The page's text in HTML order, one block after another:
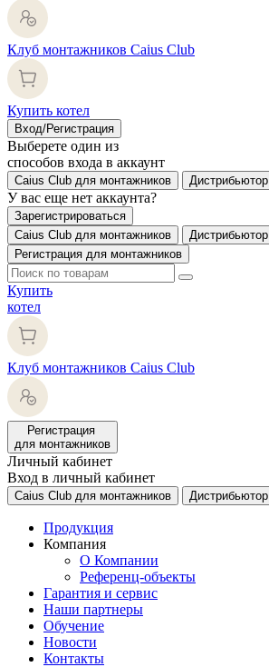
Клуб монтажников Caius Club
Купить котел
Вход/Регистрация
Выберете один из
способов входа в аккаунт
Caius Club для монтажников Дистрибьютор
У вас еще нет аккаунта?
Зарегистрироваться
Caius Club для монтажников
Дистрибьютор
Регистрация для монтажников
Купить
котел
Клуб монтажников Caius Club
Регистрация
для монтажников
Личный кабинет
Вход в личный кабинет
Caius Club для монтажников Дистрибьютор
Продукция
Компания
О Компании
Референц-объекты
Гарантия и сервис
Наши партнеры
Обучение
Новости
Контакты